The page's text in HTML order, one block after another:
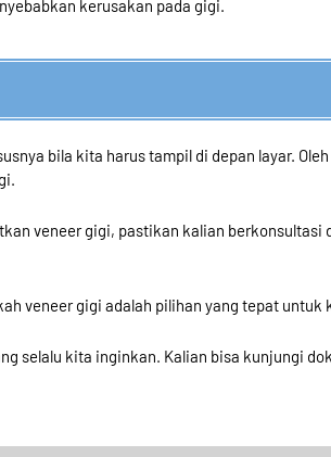
kerusakan pada gigi.
bila kita harus tampil di depan layar.
veneer gigi, pastikan kalian berkonsultasi
veneer gigi adalah pilihan yang tepat untuk
selalu kita inginkan. Kalian bisa kunjungi